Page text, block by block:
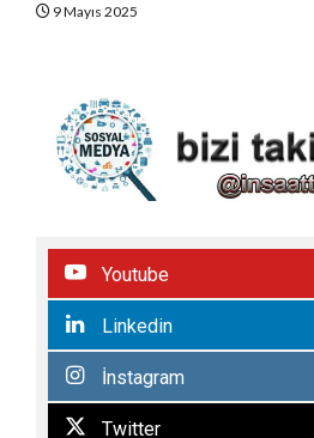
9 Mayıs 2025
Youtube
Linkedin
İnstagram
Twitter